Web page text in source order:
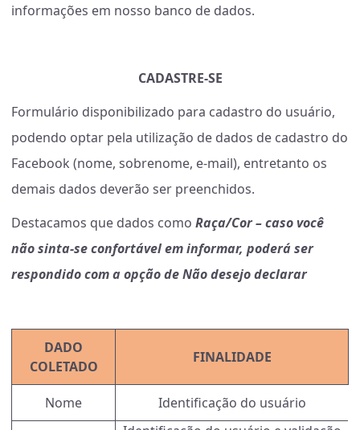
informações em nosso banco de dados.
CADASTRE-SE
Formulário disponibilizado para cadastro do usuário,
podendo optar pela utilização de dados de cadastro do
Facebook (nome, sobrenome, e-mail), entretanto os
demais dados deverão ser preenchidos.
Destacamos que dados como Raça/Cor – caso você
não sinta-se confortável em informar, poderá ser
respondido com a opção de Não desejo declarar
DADO
COLETADO
FINALIDADE
Nome
Identificação do usuário